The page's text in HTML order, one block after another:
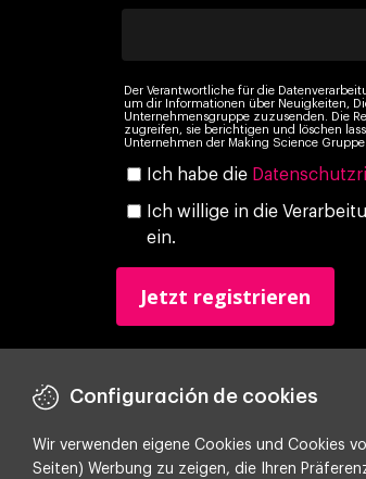
Der Verantwortliche für die
um dir Informationen über Neuigkeiten,
Unternehmensgruppe zuzusenden. Die
zugreifen, sie berichtigen und löschen
Unternehmen der Making Science
Ich habe die
Ich willige in die
ein.
Configuración de cookies
Wir verwenden eigene Cookies und Cookies
Seiten) Werbung zu zeigen, die Ihren